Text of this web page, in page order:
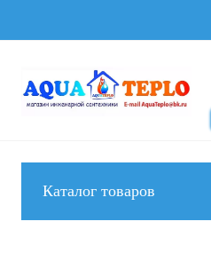
Каталог товаров